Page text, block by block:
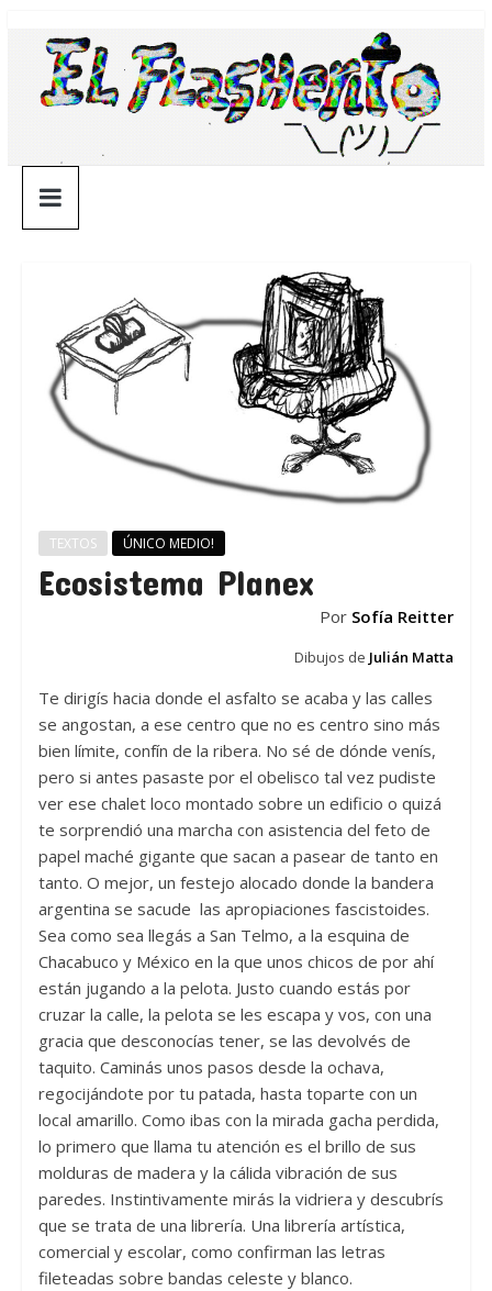
contenido
¯\_(ツ)_/
¯
TEXTOS ÚNICO MEDIO!
Ecosistema Planex
Por Sofía Reitter
Dibujos de Julián Matta
Te dirigís hacia donde el asfalto se acaba y las calles
se angostan, a ese centro que no es centro sino más
bien límite, confín de la ribera. No sé de dónde venís,
pero si antes pasaste por el obelisco tal vez pudiste
ver ese chalet loco montado sobre un edificio o quizá
te sorprendió una marcha con asistencia del feto de
papel maché gigante que sacan a pasear de tanto en
tanto. O mejor, un festejo alocado donde la bandera
argentina se sacude las apropiaciones fascistoides.
Sea como sea llegás a San Telmo, a la esquina de
Chacabuco y México en la que unos chicos de por ahí
están jugando a la pelota. Justo cuando estás por
cruzar la calle, la pelota se les escapa y vos, con una
gracia que desconocías tener, se las devolvés de
taquito. Caminás unos pasos desde la ochava,
regocijándote por tu patada, hasta toparte con un
local amarillo. Como ibas con la mirada gacha perdida,
lo primero que llama tu atención es el brillo de sus
molduras de madera y la cálida vibración de sus
paredes. Instintivamente mirás la vidriera y descubrís
que se trata de una librería. Una librería artística,
comercial y escolar, como confirman las letras
fileteadas sobre bandas celeste y blanco.